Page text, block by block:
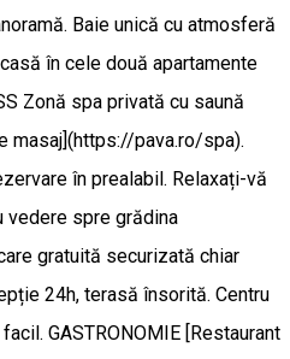
Baie unică cu atmosferă
în cele două apartamente
Zonă spa privată cu saună
masaj](https://pava.ro/spa).
în prealabil. Relaxați-vă
vedere spre grădina
gratuită securizată chiar
24h, terasă însorită. Centru
GASTRONOMIE [Restaurant